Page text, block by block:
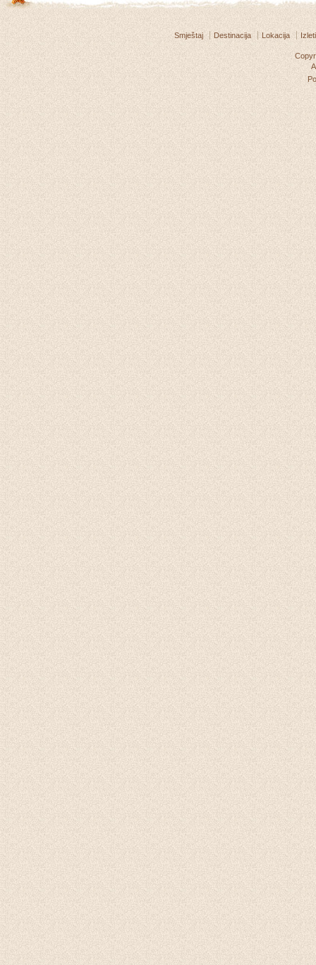
Smještaj Destinacija Lokacija Izleti